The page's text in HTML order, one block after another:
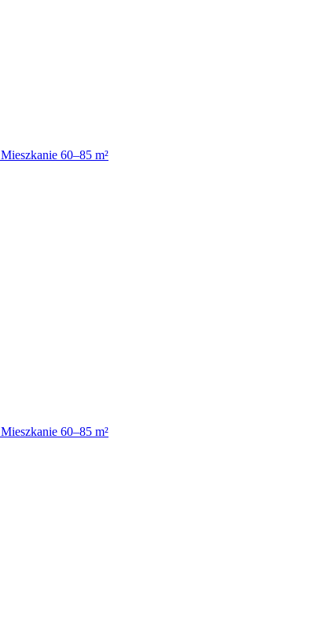
Mieszkanie 60–85 m²
Mieszkanie 60–85 m²